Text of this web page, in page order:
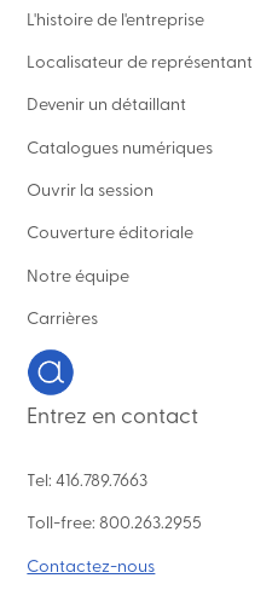
L'histoire de l'entreprise
Localisateur de représentant
Devenir un détaillant
Catalogues numériques
Ouvrir la session
Couverture éditoriale
Notre équipe
Carrières
Entrez en contact
Tel: 416.789.7663
Toll-free: 800.263.2955
Contactez-nous